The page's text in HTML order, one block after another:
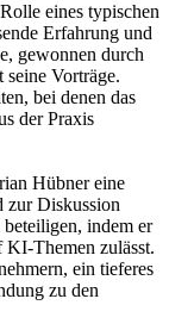
eines typischen
Erfahrung und
gewonnen durch
Vorträge.
bei denen das
der Praxis
Hübner eine
zur Diskussion
indem er
KI-Themen zulässt.
ein tieferes
zu den